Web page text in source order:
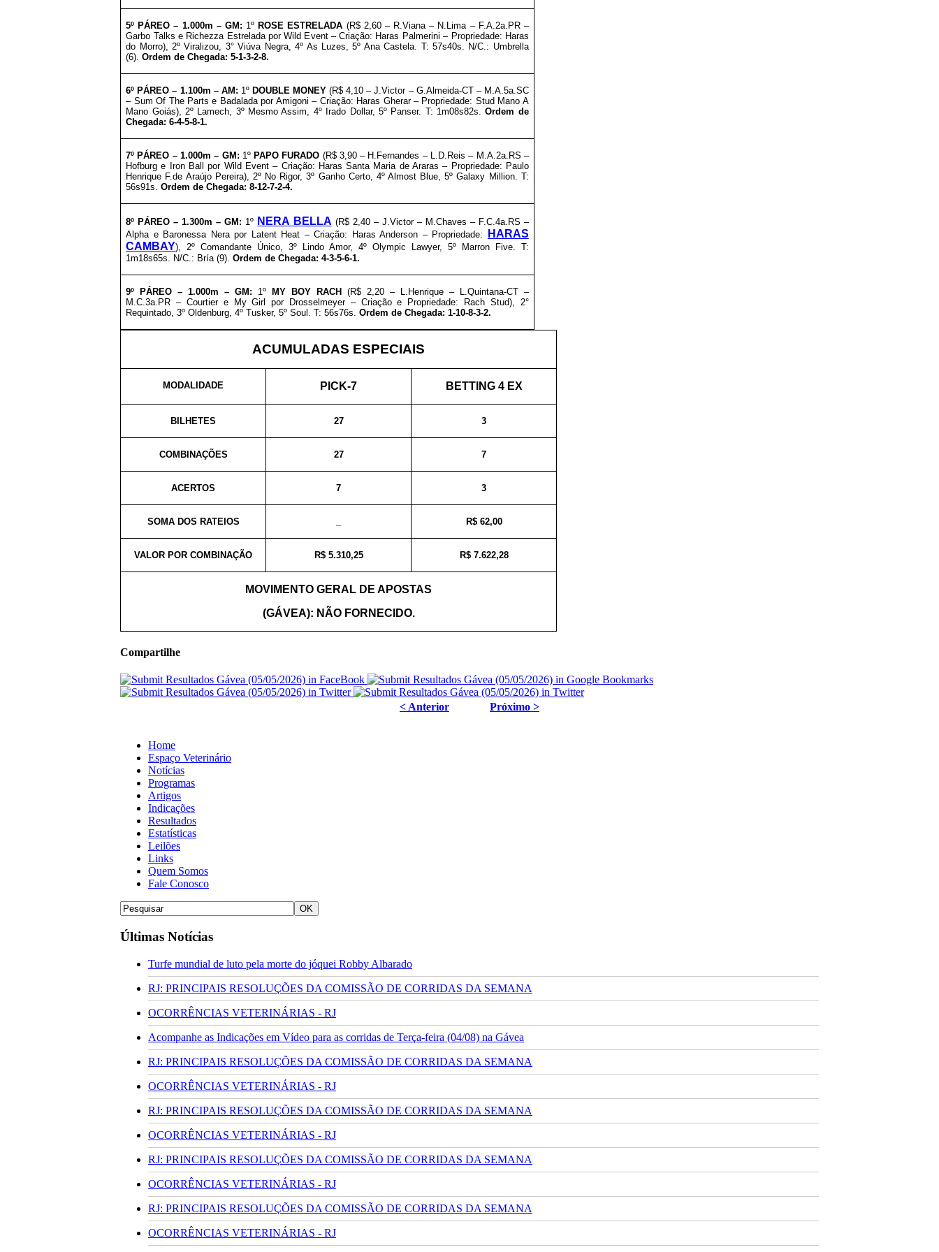
5º PÁREO – 1.000m – GM : 1º ROSE ESTRELADA (R$ 2,60 – R.Viana– N.Lima – F.A.2a.PR –
Garbo Talks e Richezza Estrelada por Wild Event – Criação: Haras Palmerini– Propriedade: Haras
do Morro), 2º Viralizou, 3° Viúva Negra, 4º As Luzes, 5º Ana Castela. T: 57s40s. N/C.: Umbrella
(6).Ordem de Chegada: 5-1-3-2-8.
6º PÁREO – 1.100m – AM : 1º DOUBLE MONEY (R$ 4,10 – J.Victor – G.Almeida-CT – M.A.5a.SC
– Sum Of The Parts e Badalada por Amigoni – Criação: Haras Gherar– Propriedade: Stud Mano A
Mano Goiás), 2º Lamech, 3º Mesmo Assim, 4º Irado Dollar, 5º Panser. T: 1m08s82s.Ordem de
Chegada: 6-4-5-8-1.
7º PÁREO –1.000m – GM : 1º PAPO FURADO (R$ 3,90 – H.Fernandes – L.D.Reis – M.A.2a.RS –
Hofburg e Iron Ball por Wild Event – Criação: Haras Santa Maria de Araras – Propriedade: Paulo
Henrique F.de Araújo Pereira), 2º No Rigor, 3º Ganho Certo, 4º Almost Blue, 5º Galaxy Million. T:
56s91s.Ordem de Chegada: 8-12-7-2-4.
8º PÁREO –1.300m – GM : 1º NERA BELLA (R$ 2,40 – J.Victor – M.Chaves – F.C.4a.RS –
Alpha e Baronessa Nera por Latent Heat – Criação: Haras Anderson – Propriedade:
HARAS
CAMBAY), 2º Comandante Único, 3º Lindo Amor, 4º Olympic Lawyer, 5º Marron Five. T:
1m18s65s. N/C.: Bría (9).Ordem de Chegada: 4-3-5-6-1.
9º PÁREO –1.000m – GM : 1º MY BOY RACH (R$ 2,20 – L.Henrique – L.Quintana-CT –
M.C.3a.PR – Courtier e My Girl por Drosselmeyer – Criação e
Propriedade: Rach Stud) , 2°
Requintado,3º Oldenburg, 4º Tusker, 5º Soul. T: 56s76s.Ordem de Chegada: 1-10-8-3-2.
ACUMULADAS ESPECIAIS
MODALIDADE PICK-7 BETTING 4 EX
BILHETES 27 3
COMBINAÇÕES 27 7
ACERTOS 7 3
SOMA DOS RATEIOS R$ 62,00
VALOR POR COMBINAÇÃO R$ 5.310,25 R$ 7.622,28
MOVIMENTO GERAL DE APOSTAS
(GÁVEA): NÃO FORNECIDO.
Compartilhe
< Anterior Próximo >
Home
Espaço Veterinário
Notícias
Programas
Artigos
Indicações
Resultados
Estatísticas
Leilões
Links
Quem Somos
Fale Conosco
Últimas Notícias
Turfe mundial de luto pela morte do jóquei Robby Albarado
RJ: PRINCIPAIS RESOLUÇÕES DA COMISSÃO DE CORRIDAS DA SEMANA
OCORRÊNCIAS VETERINÁRIAS - RJ
Acompanhe as Indicações em Vídeo para as corridas de Terça-feira (04/08) na Gávea
RJ: PRINCIPAIS RESOLUÇÕES DA COMISSÃO DE CORRIDAS DA SEMANA
OCORRÊNCIAS VETERINÁRIAS - RJ
RJ: PRINCIPAIS RESOLUÇÕES DA COMISSÃO DE CORRIDAS DA SEMANA
OCORRÊNCIAS VETERINÁRIAS - RJ
RJ: PRINCIPAIS RESOLUÇÕES DA COMISSÃO DE CORRIDAS DA SEMANA
OCORRÊNCIAS VETERINÁRIAS - RJ
RJ: PRINCIPAIS RESOLUÇÕES DA COMISSÃO DE CORRIDAS DA SEMANA
OCORRÊNCIAS VETERINÁRIAS - RJ